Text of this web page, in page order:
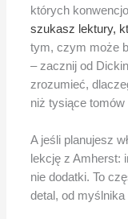
których
szukasz lektury,
tym, czym może
– zacznij od
zrozumieć,
niż tysiące
A jeśli planujesz
lekcję z Amherst:
nie dodatki. To
detal, od myślnika